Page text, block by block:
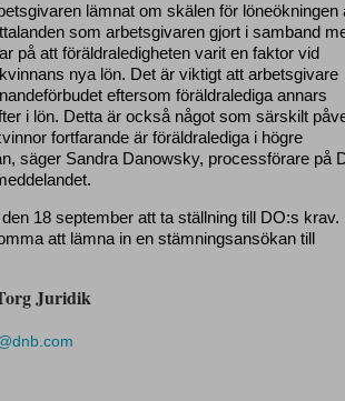
lämnat om skälen för löneökningen
som arbetsgivaren gjort i samband
på att föräldraledigheten varit en faktor vid
nya lön. Det är viktigt att arbetsgivare
eftersom föräldralediga annars
i lön. Detta är också något som särskilt
fortfarande är föräldralediga i högre
säger Sandra Danowsky, processförare på
18 september att ta ställning till DO:s krav.
att lämna in en stämningsansökan till
Juridik